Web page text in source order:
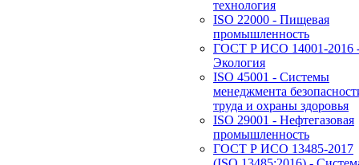
технология
ISO 22000 - Пищевая
промышленность
ГОСТ Р ИСО 14001-2016
Экология
ISO 45001 - Системы
менеджмента
труда и охраны здоровья
ISO 29001 - Нефтегазовая
промышленность
ГОСТ Р ИСО 13485-2017